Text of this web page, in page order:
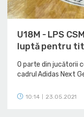
U18M - LPS
luptă pentru
O parte din jucătorii
cadrul Adidas Next
10:14 23.05.2021